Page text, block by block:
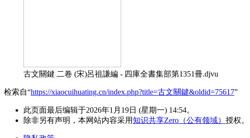
古文關鍵 二卷 (宋)呂祖謙編 - 四庫全書集部第1351冊.djvu
检索自“https://xiaocuihuating.cn/index.php?title=古文關鍵&oldid=75617”
此页面最后编辑于2026年1月19日 (星期一) 14:54。
除非另有声明，本网站内容采用知识共享Zero（公有领域） 授权。